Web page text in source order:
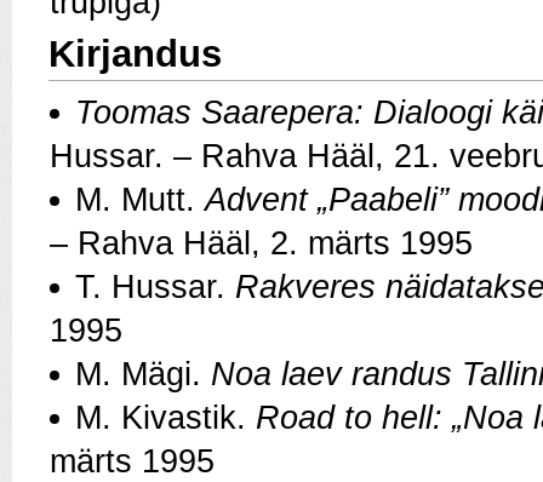
Kirjandus
Toomas Saarepera: Dialoogi
Hussar. – Rahva Hääl, 21.
M. Mutt.Advent „Paabeli”
– Rahva Hääl, 2. märts 1995
T. Hussar. Rakveres
1995
M. Mägi. Noa laev randus
M. Kivastik. Road to hell: „Noa
märts 1995